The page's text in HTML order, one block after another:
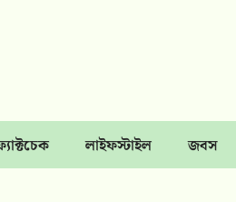
লাইফস্টাইল জবস